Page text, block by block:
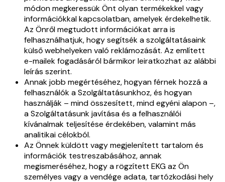
módon megkeressük Önt olyan termékekkel vagy
információkkal kapcsolatban, amelyek érdekelhetik.
Az Önről megtudott információkat arra is
felhasználhatjuk, hogy segítsék a szolgáltatásaink
külső webhelyeken való reklámozását. Az említett
e-mailek fogadásáról bármikor leiratkozhat az alábbi
leírás szerint.
Annak jobb megértéséhez, hogyan férnek hozzá a
felhasználók a Szolgáltatásunkhoz, és hogyan
használják – mind összesített, mind egyéni alapon –,
a Szolgáltatásunk javítása és a felhasználói
kívánalmak teljesítése érdekében, valamint más
analitikai célokból.
Az Önnek küldött vagy megjelenített tartalom és
információk testreszabásához, annak
megismeréséhez, hogy a rögzített EKG az Ön
személyes vagy a vendége adata, tartózkodási hely